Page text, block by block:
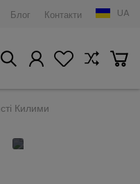
Блог Контакти UA
Килими